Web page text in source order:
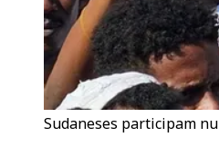
Sudaneses participam